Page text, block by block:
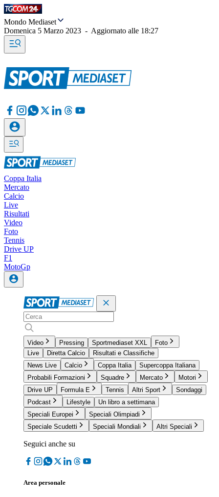
Mondo Mediaset
Domenica 5 Marzo 2023 - Aggiornato alle 18:27
Coppa Italia
Mercato
Calcio
Live
Risultati
Video
Foto
Tennis
Drive UP
F1
MotoGp
Video Pressing Sportmediaset XXL
Foto
Live
Diretta Calcio
Risultati e Classifiche
News Live
Calcio Coppa Italia
Supercoppa Italiana
Probabili Formazioni
Squadre Mercato
Motori
Drive UP
Formula E Tennis Altri Sport
Sondaggi
Podcast
Lifestyle
Un libro a settimana
Speciali Europei
Speciali Olimpiadi
Speciale Scudetti
Speciali Mondiali Altri Speciali
Seguici anche su
Area personale